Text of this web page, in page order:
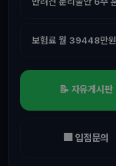
보험료 월 39448만원
📝 자유게시판
🏢 입점문의